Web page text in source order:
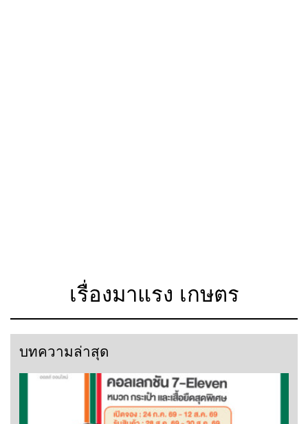
เรื่องมาแรง เกษตร
บทความล่าสุด